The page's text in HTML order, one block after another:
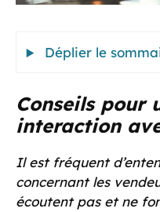
Déplier le
Conseils pour
interaction
Il est fréquent
concernant les
écoutent pas et ne